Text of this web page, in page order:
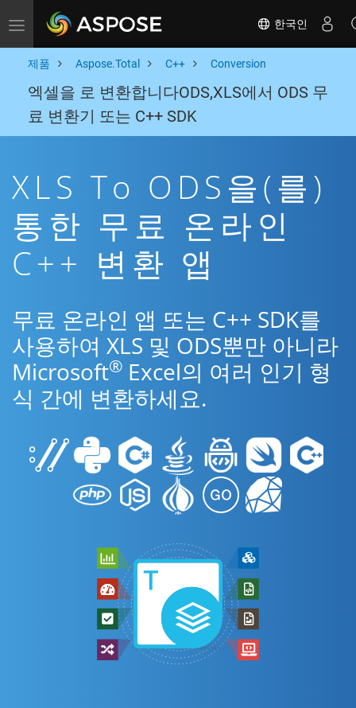
Toggle navigation 한국인
제품 Aspose.Total C++ Conversion
엑셀을 로 변환합니다ODS,XLS에서 ODS 무
료 변환기 또는 C++ SDK
XLS To ODS을(를)
통한 무료 온라인
C++ 변환 앱
무료 온라인 앱 또는 C++ SDK를
사용하여 XLS 및 ODS뿐만 아니라
Microsoft® Excel의 여러 인기 형
식 간에 변환하세요.